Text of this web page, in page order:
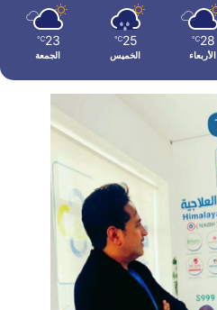
28
℃
الأربعاء
25
℃
الخميس
23
℃
الجمعة